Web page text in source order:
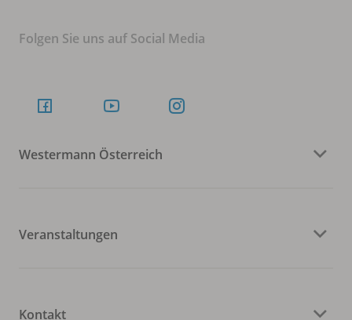
Folgen Sie uns auf Social Media
Westermann Österreich
Veranstaltungen
Kontakt